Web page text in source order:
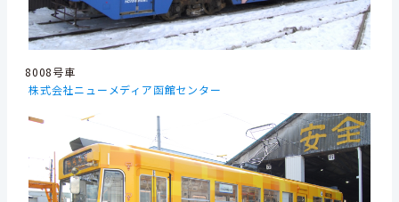
8008号車
株式会社ニューメディア函館センター